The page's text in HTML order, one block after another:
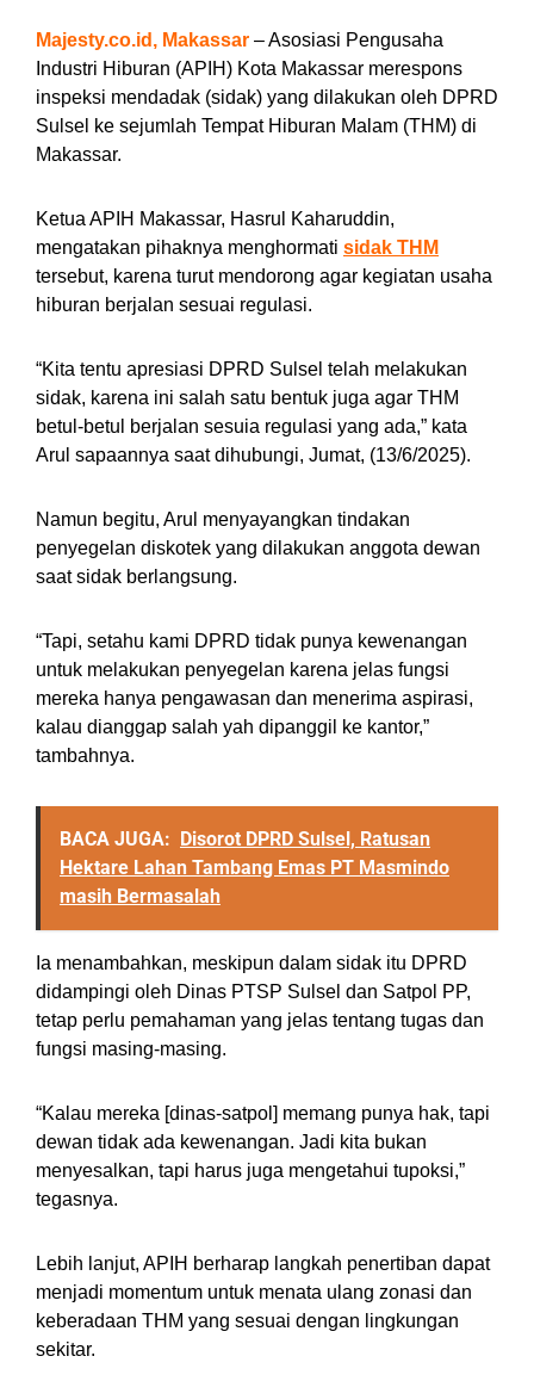
Majesty.co.id, Makassar – Asosiasi Pengusaha
Industri Hiburan (APIH) Kota Makassar merespons
inspeksi mendadak (sidak) yang dilakukan oleh DPRD
Sulsel ke sejumlah Tempat Hiburan Malam (THM) di
Makassar.
Ketua APIH Makassar, Hasrul Kaharuddin,
mengatakan pihaknya menghormati sidak THM
tersebut, karena turut mendorong agar kegiatan usaha
hiburan berjalan sesuai regulasi.
“Kita tentu apresiasi DPRD Sulsel telah melakukan
sidak, karena ini salah satu bentuk juga agar THM
betul-betul berjalan sesuia regulasi yang ada,” kata
Arul sapaannya saat dihubungi, Jumat, (13/6/2025).
Namun begitu, Arul menyayangkan tindakan
penyegelan diskotek yang dilakukan anggota dewan
saat sidak berlangsung.
“Tapi, setahu kami DPRD tidak punya kewenangan
untuk melakukan penyegelan karena jelas fungsi
mereka hanya pengawasan dan menerima aspirasi,
kalau dianggap salah yah dipanggil ke kantor,”
tambahnya.
BACA JUGA: Disorot DPRD Sulsel, Ratusan
Hektare Lahan Tambang Emas PT Masmindo
masih Bermasalah
Ia menambahkan, meskipun dalam sidak itu DPRD
didampingi oleh Dinas PTSP Sulsel dan Satpol PP,
tetap perlu pemahaman yang jelas tentang tugas dan
fungsi masing-masing.
“Kalau mereka [dinas-satpol] memang punya hak, tapi
dewan tidak ada kewenangan. Jadi kita bukan
menyesalkan, tapi harus juga mengetahui tupoksi,”
tegasnya.
Lebih lanjut, APIH berharap langkah penertiban dapat
menjadi momentum untuk menata ulang zonasi dan
keberadaan THM yang sesuai dengan lingkungan
sekitar.